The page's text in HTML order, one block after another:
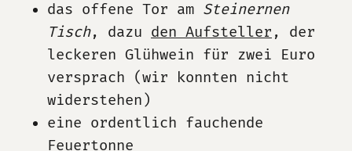
das offene Tor am Steinernen
Tisch, dazu den Aufsteller , der
leckeren Glühwein für zwei Euro
versprach (wir konnten nicht
widerstehen)
eine ordentlich fauchende
Feuertonne